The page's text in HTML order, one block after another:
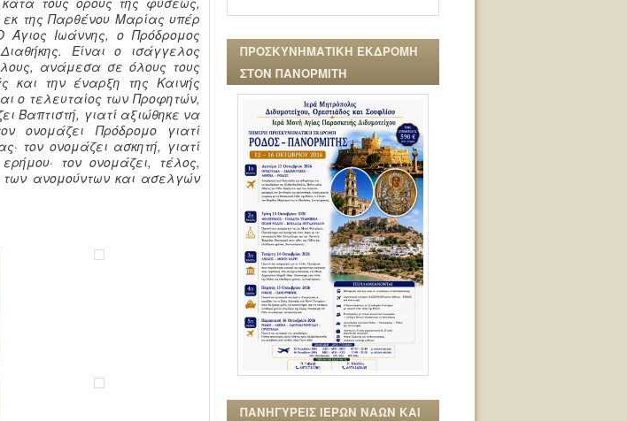
εκ της Παρθένου Μαρίας υπέρ
Άγιος Ιωάννης, ο Πρόδρομος
Είναι ο ισάγγελος
ανάμεσα σε όλους τους
και την έναρξη της Καινής
ο τελευταίος των Προφητών,
Βαπτιστή, γιατί αξιώθηκε να
ονομάζει Πρόδρομο γιατί
τον ονομάζει ασκητή, γιατί
τον ονομάζει, τέλος,
ανομούντων και ασελγών
ΠΡΟΣΚΥΝΗΜΑΤΙΚΗ ΕΚΔΡΟΜΗ
ΣΤΟΝ ΠΑΝΟΡΜΙΤΗ
ΠΑΝΗΓΥΡΕΙΣ ΙΕΡΩΝ ΝΑΩΝ ΚΑΙ